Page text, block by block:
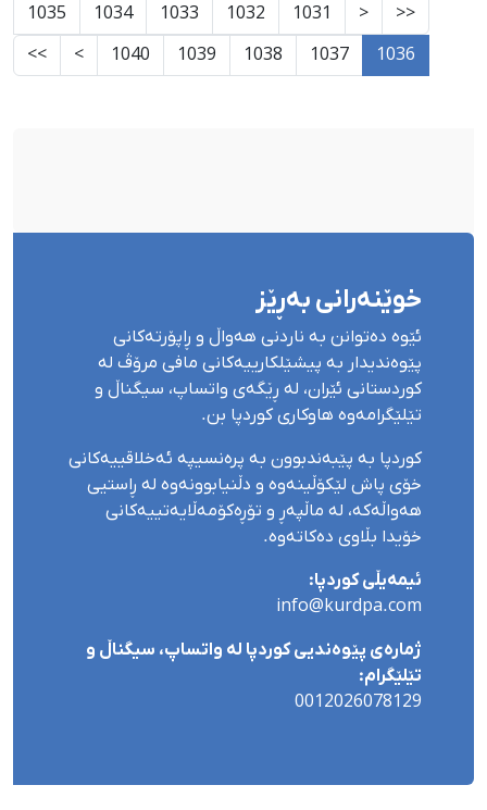
<<
<
1031
1032
1033
1034
1035
1036
1037
1038
1039
1040
>
>>
خوێنەرانی بەڕێز
ئێوە دەتوانن بە ناردنی هەواڵ و ڕاپۆرتەکانی
پێوەندیدار بە پیشێلکارییەکانی مافی مرۆڤ لە
کوردستانی ئێران، لە ڕێگەی واتساپ، سیگناڵ و
تێلێگرامەوە هاوکاری کوردپا بن.
کوردپا بە پێبەندبوون بە پرەنسیپە ئەخلاقییەکانی
خۆی پاش لێکۆڵینەوە و دڵنیابوونەوە لە ڕاستیی
هەواڵەکە، لە ماڵپەڕ و تۆڕەکۆمەڵایەتییەکانی
خۆیدا بڵاوی دەکاتەوە.
ئیمەیڵی کوردپا:
info@kurdpa.com
ژمارەی پێوەندیی کوردپا لە واتساپ، سیگناڵ و
تێلێگرام:
0012026078129